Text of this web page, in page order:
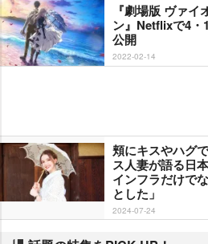
『劇場版 ヴァ
ン』Netflixで4
公開
2022-02-14
頬にキスやハグ
ス人妻が語る日
インフラだけで
とした」
2024-07-24